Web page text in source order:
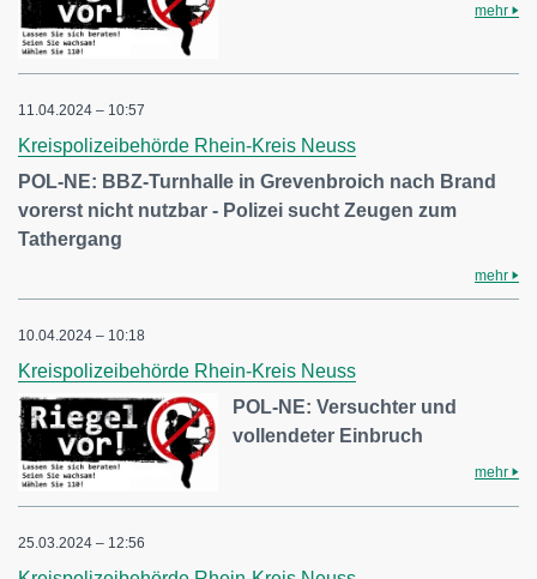
mehr
11.04.2024 – 10:57
Kreispolizeibehörde Rhein-Kreis Neuss
POL-NE: BBZ-Turnhalle in Grevenbroich nach Brand
vorerst nicht nutzbar - Polizei sucht Zeugen zum
Tathergang
mehr
10.04.2024 – 10:18
Kreispolizeibehörde Rhein-Kreis Neuss
POL-NE: Versuchter und
vollendeter Einbruch
mehr
25.03.2024 – 12:56